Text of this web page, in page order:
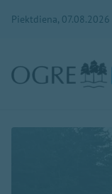
Piektdiena,